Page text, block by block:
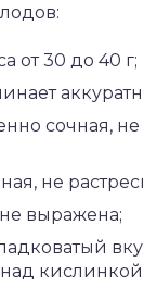
от 30 до 40 г;
сочная,
не
выражена;